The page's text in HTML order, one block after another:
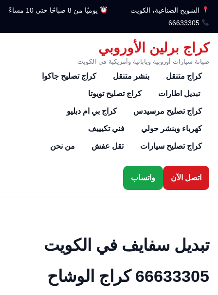
الشويخ الصناعية، الكويت
يوميًا من 8 صباحًا حتى 10 مساءً
66633305
كراج برلين الأوروبي
صيانة سيارات أوروبية ويابانية وأمريكية في الكويت
كراج متنقل بنشر متنقل كراج تصليح جاكوا
تبديل اطارات كراج تصليح تويوتا
كراج تصليح مرسيدس كراج بي ام دبليو
كهرباء وبنشر حولي فني تكيييف
كراج تصليح سيارات تقل عفش من نحن
اتصل الآن واتساب
تبديل سفايف في الكويت
66633305 كراج الوشاح